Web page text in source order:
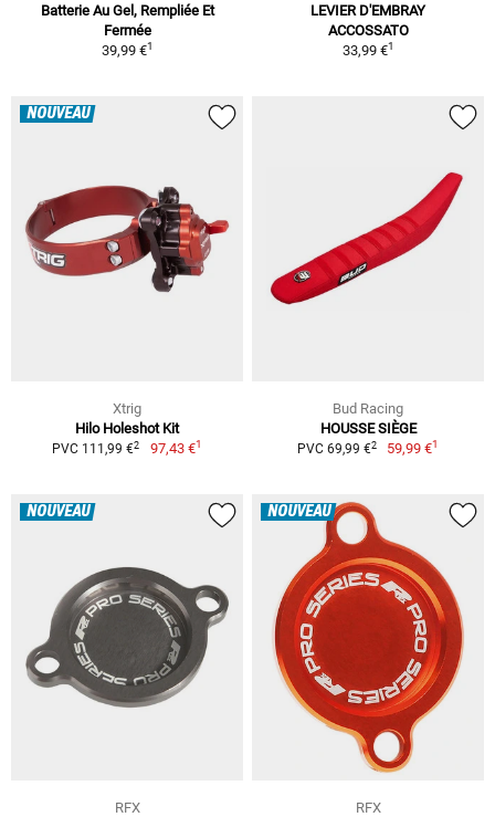
Batterie Au Gel, Rempliée Et
Fermée
39,99 €1
LEVIER D'EMBRAY
ACCOSSATO
33,99 €1
NOUVEAU
Xtrig
Hilo Holeshot Kit
PVC 111,99 €2 97,43 €1
Bud Racing
HOUSSE SIÈGE
PVC 69,99 €2 59,99 €1
NOUVEAU
RFX
NOUVEAU
RFX